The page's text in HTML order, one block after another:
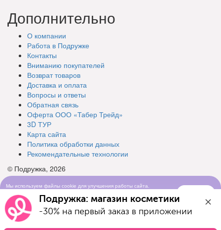
Дополнительно
О компании
Работа в Подружке
Контакты
Вниманию покупателей
Возврат товаров
Доставка и оплата
Вопросы и ответы
Обратная связь
Оферта ООО «Табер Трейд»
3D ТУР
Карта сайта
Политика обработки данных
Рекомендательные технологии
© Подружка, 2026
Мы используем файлы cookie для улучшения работы сайта.
использования cookie-файловПодружка: магазин косметики
-30% на первый заказ в приложении